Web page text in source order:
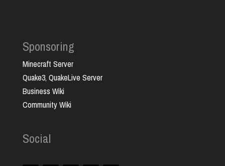
Sponsoring
Minecraft Server
Quake3, QuakeLive Server
Business Wiki
Community Wiki
Social